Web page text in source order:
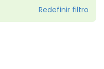
Redefinir filtro